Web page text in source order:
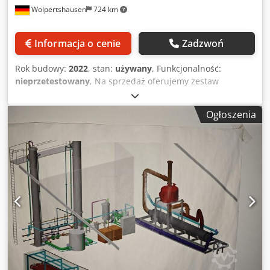
Wolpertshausen 724 km
Informacja o cenie Zadzwoń
Rok budowy: 2022, stan: używany, Funkcjonalność:
nieprzetestowany, Na sprzedaż oferujemy zestaw
składający się z sześciu modułów urządzeń Cavitec do
obróbki materiałów w postaci taśmy: Dkodpezr Hh Nefx
Aklor dwa identyczne laminatory/kalandry, dwie
stacjonarne stanowiska nawijające oraz dwa ruchome
stanowiska nawijające. Moduły pochodzą z linii do
powlekania lub laminowania materiałów technicznych,
włóknin, folii lub membran. Pozycja 1: 1 × Urządzenie do
laminowania/kalander Cavitec Pozycja 2: 1 × Urządzenie do
usuwania powłoki/identyczny kalander Cavitec Pozycja 3–4:
2 × Stacjonarne stanowiska nawijające Cavitec, możliwość
wykorzystania jako nawijarka lub odwijarka – wymaga
weryfikacji w zależności od zastosowania Pozycja 5: 1 ×
Ruchoma odwijarka Pozycja 6: 1 × Ruchoma nawijarka
Potwierdzenie pochodzenia: umowa kupna-sprzedaży z
Ogłoszenia